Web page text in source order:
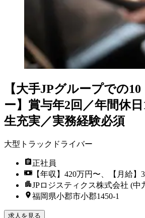
【大手JPグループでの
ー】賞与年2回／年間休
生充実／実務経験必須
大型トラックドライバー
正社員
【年収】420万円〜、【月給】
JPロジスティクス株式会社 (中
福岡県小郡市小郡1450-1
求人を見る